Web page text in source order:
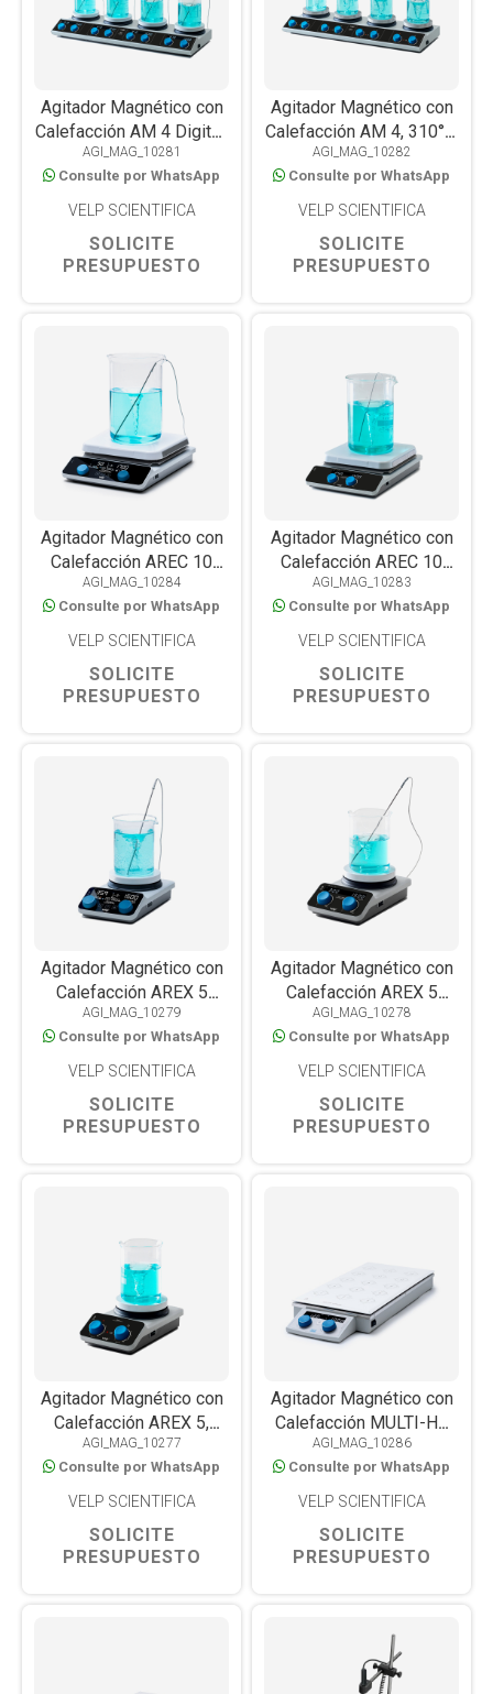
Agitador Magnético con
Calefacción AM 4 Digital,
4 Posiciones, 310°C, 20L
c/u
AGI_MAG_10281
Consulte por WhatsApp
VELP SCIENTIFICA
SOLICITE
PRESUPUESTO
Agitador Magnético con
Calefacción AM 4, 310°C,
4 Posiciones x 15L c/u
AGI_MAG_10282
Consulte por WhatsApp
VELP SCIENTIFICA
SOLICITE
PRESUPUESTO
Agitador Magnético con
Calefacción AREC 10
Advance, Placa Cerámica
260×260 mm, 550°C,
25L, WiFi/USB
AGI_MAG_10284
Consulte por WhatsApp
VELP SCIENTIFICA
SOLICITE
PRESUPUESTO
Agitador Magnético con
Calefacción AREC 10
Digital, Placa Cerámica
260×260 mm, 550°C, 25L
AGI_MAG_10283
Consulte por WhatsApp
VELP SCIENTIFICA
SOLICITE
PRESUPUESTO
Agitador Magnético con
Calefacción AREX 5
Advance, Placa
CerAlTop™, 310°C, 25L,
WiFi y USB
AGI_MAG_10279
Consulte por WhatsApp
VELP SCIENTIFICA
SOLICITE
PRESUPUESTO
Agitador Magnético con
Calefacción AREX 5
Digital, Placa CerAlTop™,
310°C, 20L
AGI_MAG_10278
Consulte por WhatsApp
VELP SCIENTIFICA
SOLICITE
PRESUPUESTO
Agitador Magnético con
Calefacción AREX 5,
Placa CerAlTop™, 310°C,
20L
AGI_MAG_10277
Consulte por WhatsApp
VELP SCIENTIFICA
SOLICITE
PRESUPUESTO
Agitador Magnético con
Calefacción MULTI-HS
15, 15 Posiciones de
250ml, 120°C
AGI_MAG_10286
Consulte por WhatsApp
VELP SCIENTIFICA
SOLICITE
PRESUPUESTO